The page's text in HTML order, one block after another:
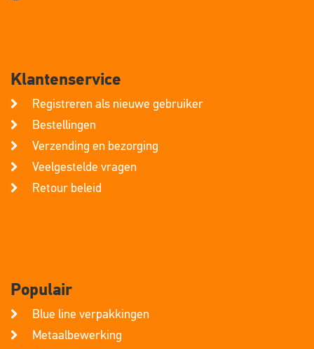
Klantenservice
Registreren als nieuwe gebruiker
Bestellingen
Verzending en bezorging
Veelgestelde vragen
Retour beleid
Populair
Blue line verpakkingen
Metaalbewerking